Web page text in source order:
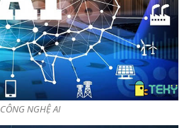
CÔNG NGHỆ AI